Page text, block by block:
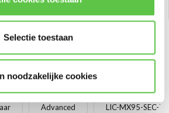
Selectie toestaan
noodzakelijke cookies
Advanced LIC-MX95-SEC-7Y